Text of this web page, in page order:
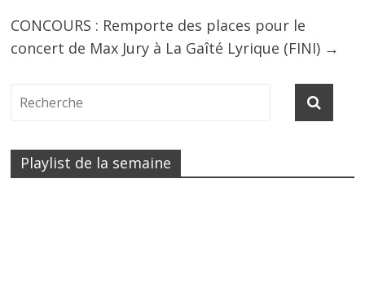
CONCOURS : Remporte des places pour le
concert de Max Jury à La Gaîté Lyrique (FINI) →
Playlist de la semaine